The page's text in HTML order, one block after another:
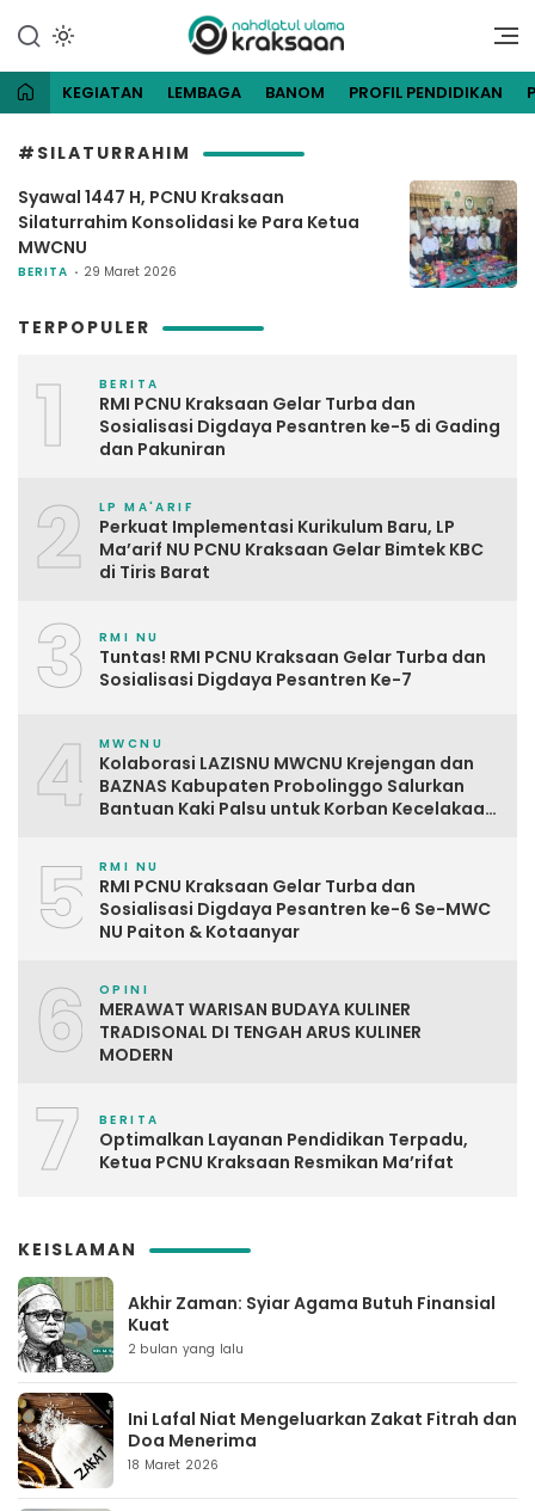
konten
NU Kraksaan
Website Resmi Pengurus
Kraksaan
KEGIATAN LEMBAGA BANOM PROFIL PENDIDIKAN
#SILATURRAHIM
Syawal 1447 H, PCNU Kraksaan
Silaturrahim Konsolidasi ke Para Ketua
MWCNU
BERITA 29 Maret 2026
TERPOPULER
1 BERITA
RMI PCNU Kraksaan Gelar Turba dan
Sosialisasi Digdaya Pesantren ke-5 di Gading
dan Pakuniran
2 LP MA'ARIF
Perkuat Implementasi Kurikulum Baru, LP
Ma’arif NU PCNU Kraksaan Gelar Bimtek KBC
di Tiris Barat
3 RMI NU
Tuntas! RMI PCNU Kraksaan Gelar Turba dan
Sosialisasi Digdaya Pesantren Ke-7
4 MWCNU
Kolaborasi LAZISNU MWCNU Krejengan dan
BAZNAS Kabupaten Probolinggo Salurkan
Bantuan Kaki Palsu untuk Korban Kecelakaan
5 RMI NU
RMI PCNU Kraksaan Gelar Turba dan
Sosialisasi Digdaya Pesantren ke-6 Se-MWC
NU Paiton & Kotaanyar
6 OPINI
MERAWAT WARISAN BUDAYA KULINER
TRADISONAL DI TENGAH ARUS KULINER
MODERN
7 BERITA
Optimalkan Layanan Pendidikan Terpadu,
Ketua PCNU Kraksaan Resmikan Ma’rifat
KEISLAMAN
Akhir Zaman: Syiar Agama Butuh Finansial
Kuat
2 bulan yang lalu
Ini Lafal Niat Mengeluarkan Zakat Fitrah dan
Doa Menerima
18 Maret 2026